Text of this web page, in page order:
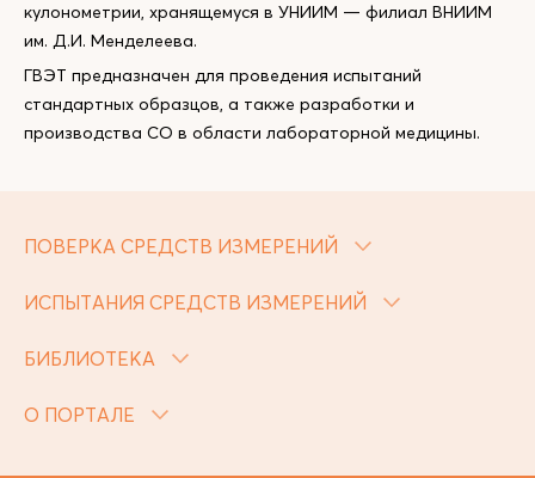
кулонометрии, хранящемуся в УНИИМ — филиал ВНИИМ
им. Д.И. Менделеева.
ГВЭТ предназначен для проведения испытаний
стандартных образцов, а также разработки и
производства СО в области лабораторной медицины.
ПОВЕРКА СРЕДСТВ ИЗМЕРЕНИЙ
ИСПЫТАНИЯ СРЕДСТВ ИЗМЕРЕНИЙ
БИБЛИОТЕКА
О ПОРТАЛЕ